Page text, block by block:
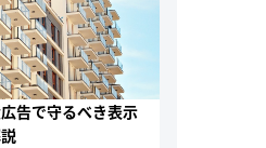
告で守るべき表示